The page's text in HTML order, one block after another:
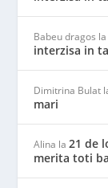
Babeu dragos
interzisa in
Dimitrina Bulat
mari
Alina la21 de
merita toti